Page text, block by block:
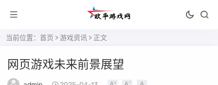
当前位置： 首页 > 游戏资讯 > 正文
网页游戏未来前景展望